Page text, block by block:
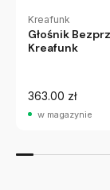
Kreafunk
Głośnik
Kreafunk
363.00 zł
w magazynie